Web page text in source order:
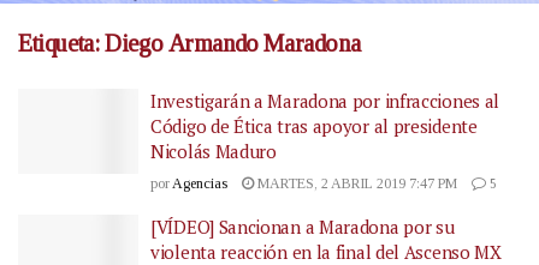
Etiqueta:Diego Armando Maradona
Investigarán a Maradona por infracciones al
Código de Ética tras apoyor al presidente
Nicolás Maduro
por Agencias MARTES, 2 ABRIL 2019 7:47 PM 5
[VÍDEO] Sancionan a Maradona por su
violenta reacción en la final del Ascenso MX